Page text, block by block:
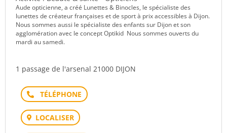
Aude opticienne, a créé Lunettes & Binocles, le spécialiste des
lunettes de créateur françaises et de sport à prix accessibles à Dijon.
Nous sommes aussi le spécialiste des enfants sur Dijon et son
agglomération avec le concept Optikid Nous sommes ouverts du
mardi au samedi.
1 passage de l'arsenal 21000 DIJON
Téléphone
LOCALISER